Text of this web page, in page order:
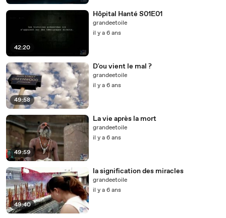
42:20
Hôpital Hanté S01E01
grandeetoile
il y a 6 ans
49:58
D'ou vient le mal ?
grandeetoile
il y a 6 ans
49:59
La vie après la mort
grandeetoile
il y a 6 ans
49:40
la signification des miracles
grandeetoile
il y a 6 ans